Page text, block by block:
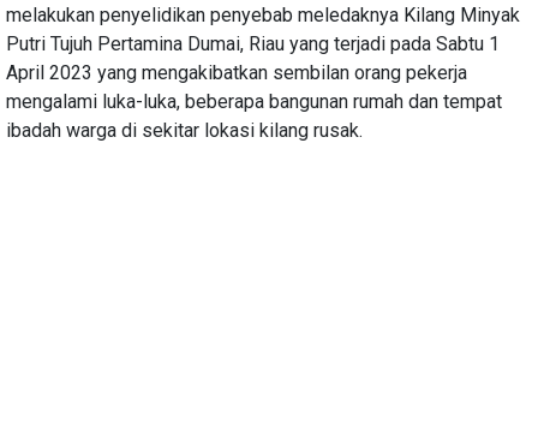
melakukan penyelidikan penyebab meledaknya Kilang Minyak
Putri Tujuh Pertamina Dumai, Riau yang terjadi pada Sabtu 1
April 2023 yang mengakibatkan sembilan orang pekerja
mengalami luka-luka, beberapa bangunan rumah dan tempat
ibadah warga di sekitar lokasi kilang rusak.